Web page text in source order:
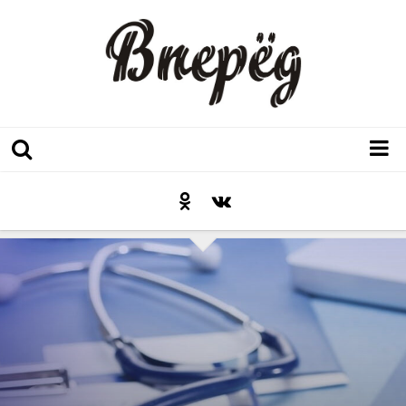
Послесловие к празднику
Факт
Неожиданный ракурс
Люди родного края